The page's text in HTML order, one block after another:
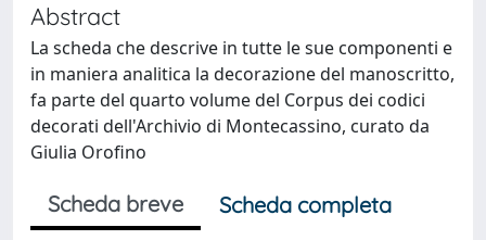
Abstract
La scheda che descrive in tutte le sue componenti e
in maniera analitica la decorazione del manoscritto,
fa parte del quarto volume del Corpus dei codici
decorati dell'Archivio di Montecassino, curato da
Giulia Orofino
Scheda breve
Scheda completa